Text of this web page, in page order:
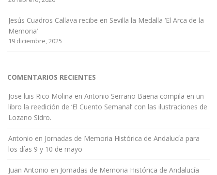
Jesús Cuadros Callava recibe en Sevilla la Medalla ‘El Arca de la
Memoria’
19 diciembre, 2025
COMENTARIOS RECIENTES
Jose luis Rico Molina en Antonio Serrano Baena compila en un
libro la reedición de ‘El Cuento Semanal’ con las ilustraciones de
Lozano Sidro.
Antonio en Jornadas de Memoria Histórica de Andalucía para
los días 9 y 10 de mayo
Juan Antonio en Jornadas de Memoria Histórica de Andalucía